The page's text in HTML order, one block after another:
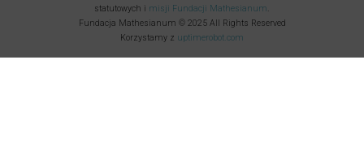
statutowych i misji Fundacji Mathesianum.
Fundacja Mathesianum © 2025 All Rights Reserved
Korzystamy z uptimerobot.com